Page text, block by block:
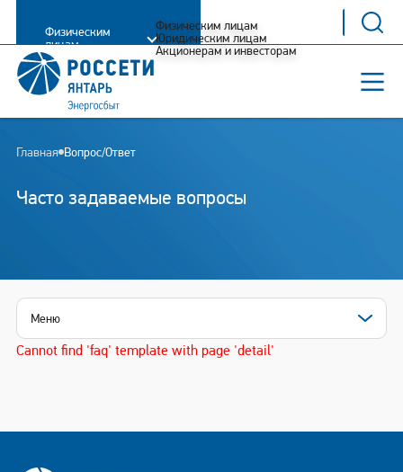
Физическим
лицам
Физическим лицам
Юридическим лицам
Акционерам и инвесторам
Главная Вопрос/Ответ
Часто задаваемые вопросы
Меню
Cannot find 'faq' template with page 'detail'